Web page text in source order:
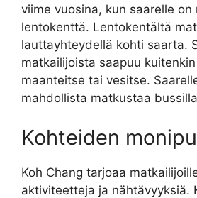
viime vuosina, kun saarelle on
lentokenttä. Lentokentältä
lauttayhteydellä kohti saarta.
matkailijoista saapuu
maanteitse tai vesitse.
mahdollista matkustaa
Kohteiden
Koh Chang tarjoaa
aktiviteetteja ja nähtävyyksiä.